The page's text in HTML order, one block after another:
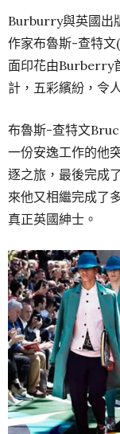
Burburry與英國出
作家布魯斯-查特
面印花由Burberry
計，五彩繽紛，令
布魯斯-查特文
一份安逸工作的他
逐之旅，最後完成
來他又相繼完成了
真正英國紳士。